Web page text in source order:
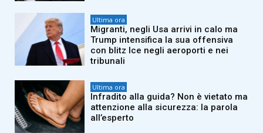
Ultima ora
Migranti, negli Usa arrivi in calo ma
Trump intensifica la sua offensiva
con blitz Ice negli aeroporti e nei
tribunali
Ultima ora
Infradito alla guida? Non è vietato ma
attenzione alla sicurezza: la parola
all’esperto